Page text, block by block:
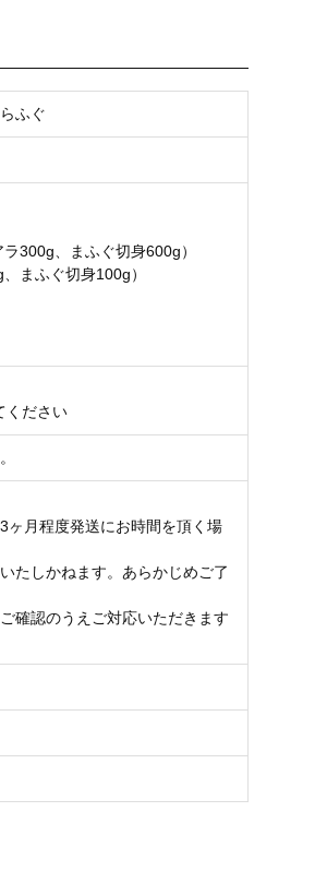
ふぐ
300g、まふぐ切身600g）
まふぐ切身100g）
ください
ヶ月程度発送にお時間を頂く場
たしかねます。あらかじめご了
確認のうえご対応いただきます